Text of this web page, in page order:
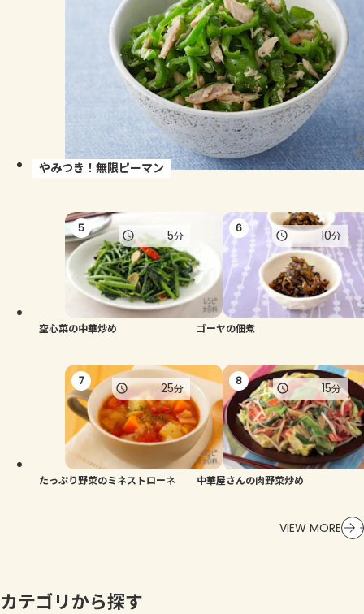
やみつき！無限ピーマン
空心菜の中華炒め
5 5分
ゴーヤの佃煮
6 10分
たっぷり野菜のミネストローネ
7 25分
中華屋さんの肉野菜炒め
8 15分
VIEW MORE
カテゴリから探す